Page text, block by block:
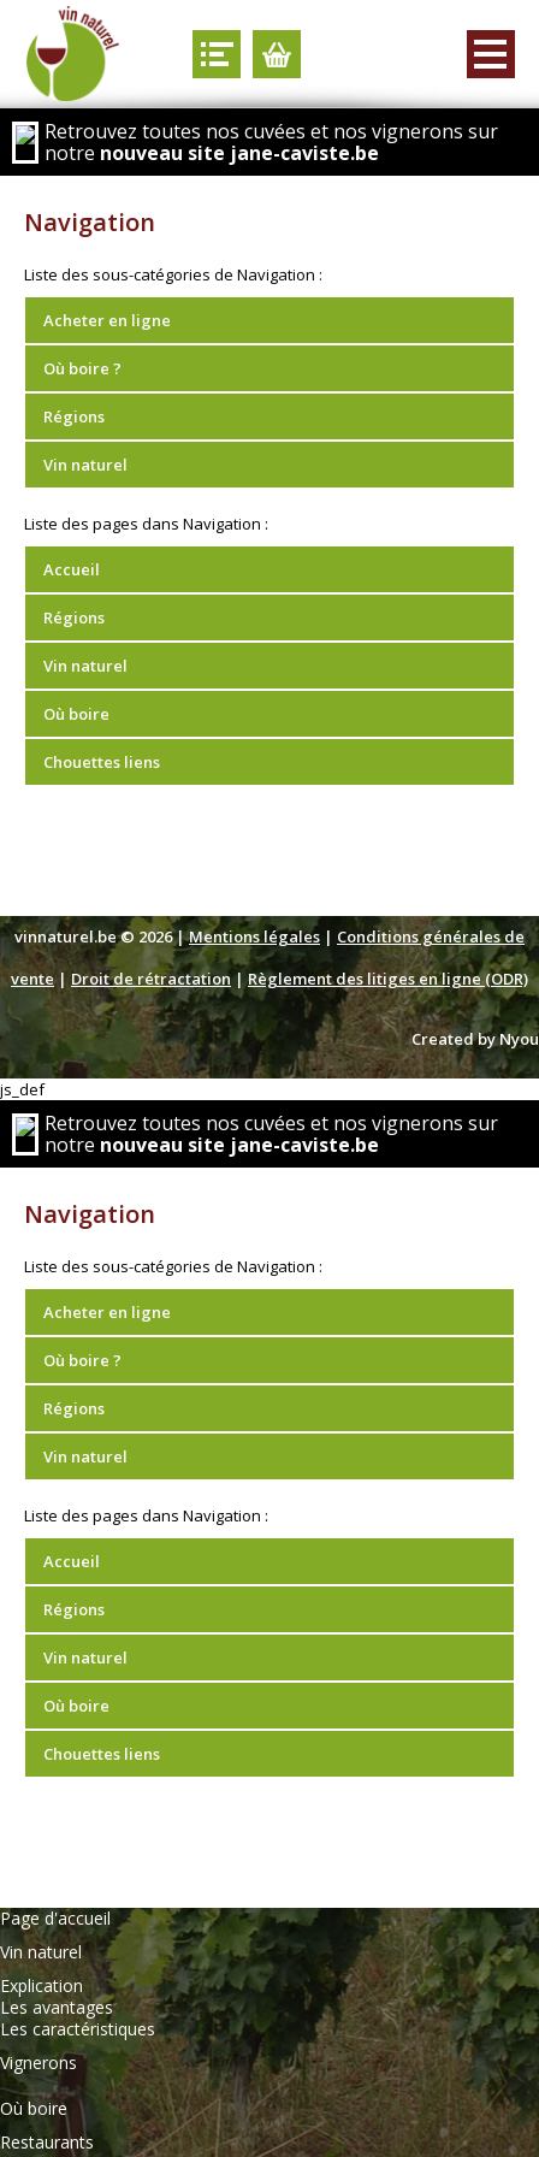
Retrouvez toutes nos cuvées et nos vignerons sur
notre nouveau site jane-caviste.be
Navigation
Liste des sous-catégories de Navigation :
Acheter en ligne
Où boire ?
Régions
Vin naturel
Liste des pages dans Navigation :
Accueil
Régions
Vin naturel
Où boire
Chouettes liens
vinnaturel.be © 2026 |Mentions légales | Conditions générales de
vente| Droit de rétractation| Règlement des litiges en ligne (ODR)
Created by Nyou
js_def
Retrouvez toutes nos cuvées et nos vignerons sur
notre nouveau site jane-caviste.be
Navigation
Liste des sous-catégories de Navigation :
Acheter en ligne
Où boire ?
Régions
Vin naturel
Liste des pages dans Navigation :
Accueil
Régions
Vin naturel
Où boire
Chouettes liens
Page d'accueil
Vin naturel
Explication
Les avantages
Les caractéristiques
Vignerons
Où boire
Restaurants